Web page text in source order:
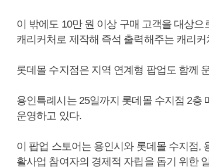
이 밖에도 10만 원 이상 구매 고객을 대상
캐리커처로 제작해 즉석 출력해주는 캐리
롯데몰 수지점은 지역 연계형 팝업도 함께
용인특례시는 25일까지 롯데몰 수지점 2층
운영하고 있다.
이 팝업 스토어는 용인시와 롯데몰 수지점,
활사업 참여자의 경제적 자립을 돕기 위한